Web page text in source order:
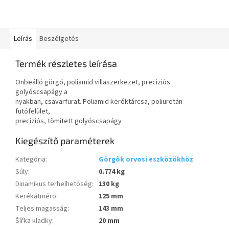
Leírás Beszélgetés
Termék részletes leírása
Önbeálló görgő, poliamid villaszerkezet, preciziós
golyóscsapágy a
nyakban, csavarfurat. Poliamid keréktárcsa, poliuretán
futófelület,
precíziós, tömített golyóscsapágy
Kiegészítő paraméterek
Kategória:
Görgők orvosi eszközökhöz
Súly:
0.774 kg
Dinamikus terhelhetőség: 130 kg
Kerékátmérő:
125 mm
Teljes magasság:
143 mm
Šířka kladky:
20 mm